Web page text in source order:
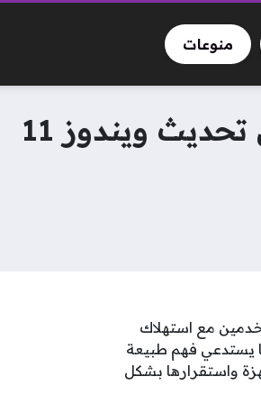
منوعات
مايكروسوفت تنهي أزمة استنزاف مساحة التخزين في تحديث ويندوز 11
مع استهلاك
يستدعي فهم طبيعة
الأجهزة واستقرارها بشكل